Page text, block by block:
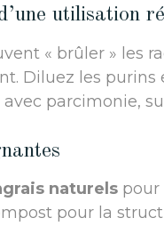
utilisation
« brûler » les
Diluez les purins
parcimonie,
naturels
pour la